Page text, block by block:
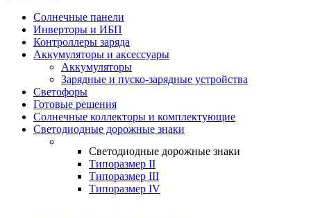
Солнечные панели
Инверторы и ИБП
Контроллеры заряда
Аккумуляторы и аксессуары
Аккумуляторы
Зарядные и пуско-зарядные устройства
Светофоры
Готовые решения
Солнечные коллекторы и комплектующие
Светодиодные дорожные знаки
Светодиодные дорожные знаки
Типоразмер II
Типоразмер III
Типоразмер IV